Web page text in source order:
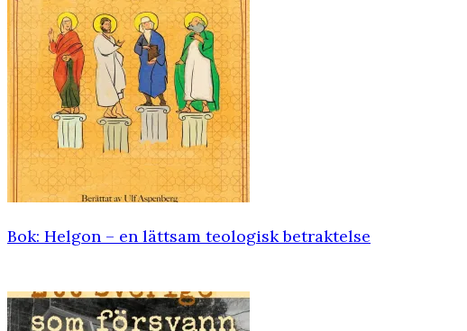
Bok: Helgon – en lättsam teologisk ­betraktelse